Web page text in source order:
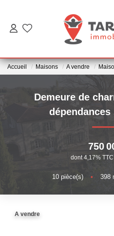
Accueil Maisons A vendre
Demeure de
dépendances
750
dont 4,17%
10 pièce(s) • 398
A vendre